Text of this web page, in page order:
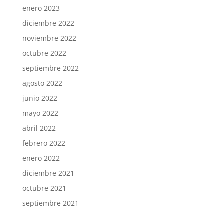
enero 2023
diciembre 2022
noviembre 2022
octubre 2022
septiembre 2022
agosto 2022
junio 2022
mayo 2022
abril 2022
febrero 2022
enero 2022
diciembre 2021
octubre 2021
septiembre 2021